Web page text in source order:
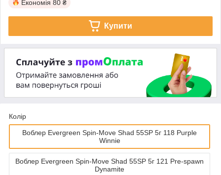
Економія 80 ₴
Купити
Колір
Воблер Evergreen Spin-Move Shad 55SP 5г 118 Purple
Winnie
Воблер Evergreen Spin-Move Shad 55SP 5г 121 Pre-spawn
Dynamite